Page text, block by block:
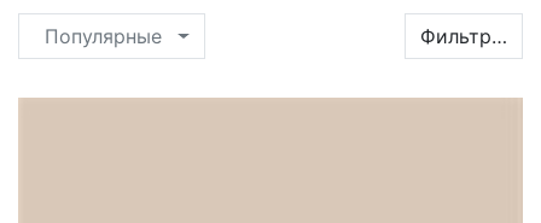
Популярные Фильтр…